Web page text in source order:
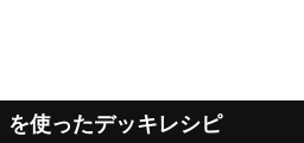
を使ったデッキレシピ